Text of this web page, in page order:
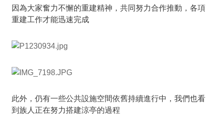
因為大家奮力不懈的重建精神，共同努力合作推動，各項
重建工作才能迅速完成
此外，仍有一些公共設施空間依舊持續進行中，我們也看
到族人正在努力搭建涼亭的過程